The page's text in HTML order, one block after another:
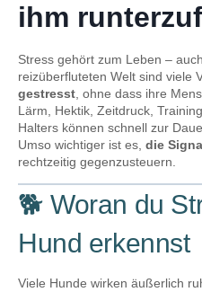
ihm
Stress gehört zum Leben –
reizüberfluteten Welt sind viele
gestresst , ohne dass ihre
Lärm, Hektik, Zeitdruck,
Halters können schnell zur
Umso wichtiger ist es, die
rechtzeitig gegenzusteuern.
🐕 Woran du
Hund erkennst
Viele Hunde wirken äußerlich